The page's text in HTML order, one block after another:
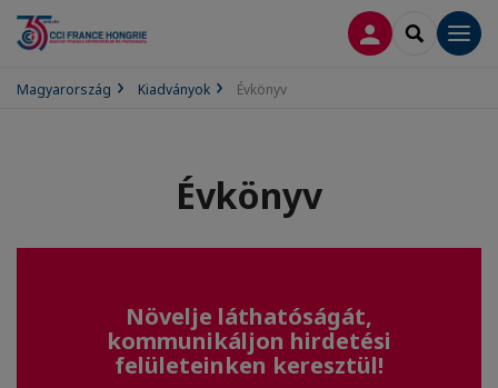
BELÉPÉSSEARCH
Magyarország Kiadványok Évkönyv
Évkönyv
Növelje láthatóságát,
kommunikáljon hirdetési
felületeinken keresztül!